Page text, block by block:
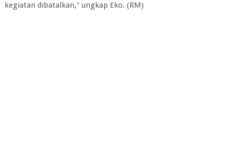
kegiatan dibatalkan," ungkap Eko. (RM)